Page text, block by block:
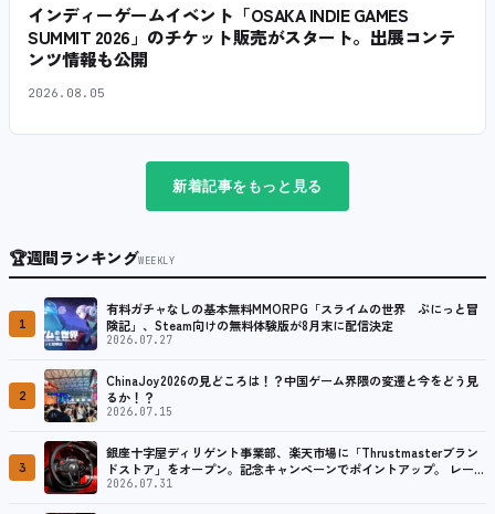
インディーゲームイベント「OSAKA INDIE GAMES
SUMMIT 2026」のチケット販売がスタート。出展コンテ
ンツ情報も公開
2026.08.05
新着記事をもっと見る
🏆週間ランキングWEEKLY
1
有料ガチャなしの基本無料MMORPG「スライムの世界 ぷにっと冒
険記」、Steam向けの無料体験版が8月末に配信決定
2026.07.27
2
ChinaJoy2026の見どころは！？中国ゲーム界隈の変遷と今をどう見
るか！？
2026.07.15
3
銀座十字屋ディリゲント事業部、楽天市場に「Thrustmasterブラン
ドストア」をオープン。記念キャンペーンでポイントアップ。 レーシ
ング／フライトシム向けコントローラーを中心に、幅広くラインナッ
2026.07.31